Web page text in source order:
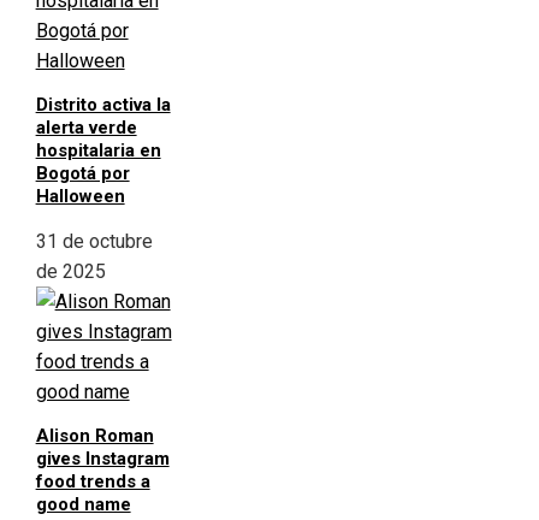
Distrito activa la
alerta verde
hospitalaria en
Bogotá por
Halloween
31 de octubre
de 2025
Alison Roman
gives Instagram
food trends a
good name